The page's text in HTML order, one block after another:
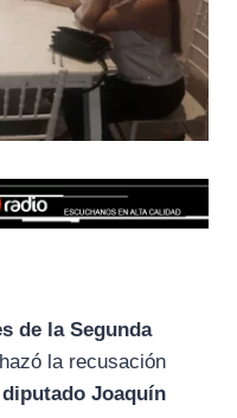
de la Segunda
la recusación
diputado Joaquín